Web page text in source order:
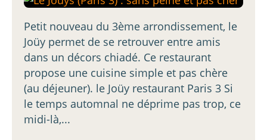
Petit nouveau du 3ème arrondissement, le
Joüy permet de se retrouver entre amis
dans un décors chiadé. Ce restaurant
propose une cuisine simple et pas chère
(au déjeuner). le Joüy restaurant Paris 3 Si
le temps automnal ne déprime pas trop, ce
midi-là,...